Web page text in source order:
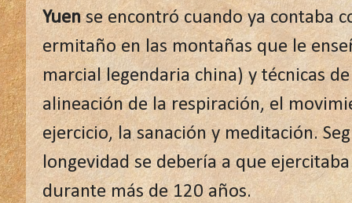
Yuense encontró cuando ya contaba
ermitaño en las montañas que le
marcial legendaria china) y técnicas
alineación de la respiración, el
ejercicio, la sanación y meditación.
longevidad se debería a que
durante más de 120 años.